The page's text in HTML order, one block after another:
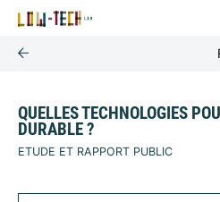
QUELLES TECHNOLOGIES
DURABLE ?
ETUDE ET RAPPORT PUBLIC